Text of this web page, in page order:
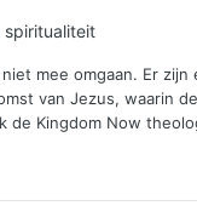
spiritualiteit
mee omgaan. Er
van Jezus, waarin
de Kingdom Now